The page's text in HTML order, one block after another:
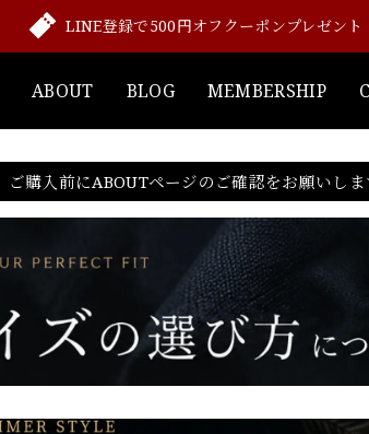
LINE登録で500円オフクーポンプレゼント
ABOUT BLOG MEMBERSHIP
ご購入前にABOUTページのご確認をお願いしま